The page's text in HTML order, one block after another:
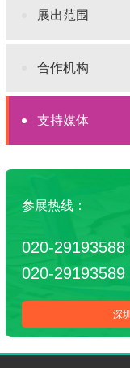
展出范围
合作机构
支持媒体
参展热线：
020-29193588
020-29193589
深